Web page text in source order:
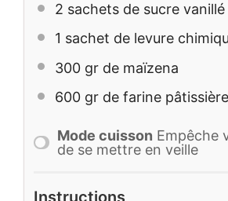
2 sachets de sucre vanillé
1 sachet de levure
300 gr de maïzena
600 gr de farine
Mode cuisson Empêche
de se mettre en veille
Instructions